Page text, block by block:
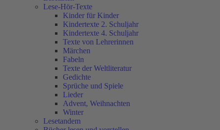
Lese-Hör-Texte
Kinder für Kinder
Kindertexte 2. Schuljahr
Kindertexte 4. Schuljahr
Texte von Lehrerinnen
Märchen
Fabeln
Texte der Weltliteratur
Gedichte
Sprüche und Spiele
Lieder
Advent, Weihnachten
Winter
Lesetandem